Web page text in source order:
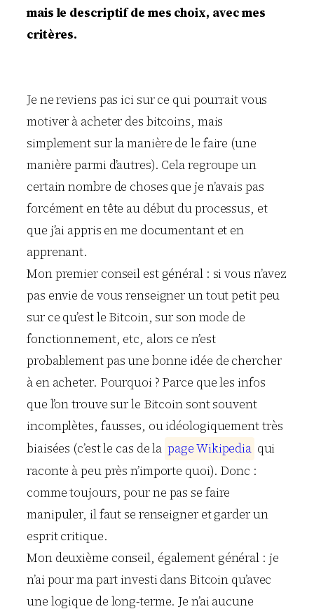
mais le descriptif de mes choix, avec mes
critères.
Je ne reviens pas ici sur ce qui pourrait vous
motiver à acheter des bitcoins, mais
simplement sur la manière de le faire (une
manière parmi d’autres). Cela regroupe un
certain nombre de choses que je n’avais pas
forcément en tête au début du processus, et
que j’ai appris en me documentant et en
apprenant.
Mon premier conseil est général : si vous n’avez
pas envie de vous renseigner un tout petit peu
sur ce qu’est le Bitcoin, sur son mode de
fonctionnement, etc, alors ce n’est
probablement pas une bonne idée de chercher
à en acheter. Pourquoi ? Parce que les infos
que l’on trouve sur le Bitcoin sont souvent
incomplètes, fausses, ou idéologiquement très
biaisées (c’est le cas de la pageWikipedia qui
raconte à peu près n’importe quoi). Donc :
comme toujours, pour ne pas se faire
manipuler, il faut se renseigner et garder un
esprit critique.
Mon deuxième conseil, également général : je
n’ai pour ma part investi dans Bitcoin qu’avec
une logique de long-terme. Je n’ai aucune